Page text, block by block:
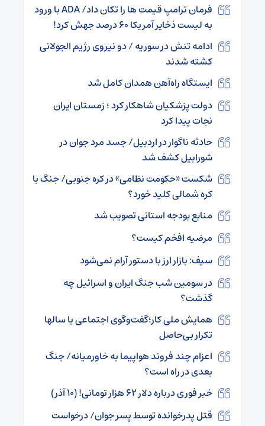
فرمان ترامپ قیمت ها را تکان داد/ ADA با ورود
به لیست ذخایر آمریکا ۶۰ درصد جهش کرد!
ادامه تنش در سوریه / دو نیروی رژیم الجولانی
کشته شدند
ایستگاه راه‌آهن همدان کامل شد
دولت پزشکیان شاهکار کرد ؛ زمستان ایران
نجات پیدا کرد
حادثه ناگوار در اردبیل/ جسد مرد جوان در
شورابیل کشف شد
شکست «حکومت نظامی» در کره جنوبی/ جنگ با
کره شمالی کلید خورد؟
منابع بودجه استانی تصویب شد
مرضیه افخم کیست؟
سیف: بازار ارز با دستور آرام نمی‌شود
در سومین شب جنگ ایران و اسرائیل چه
گذشت؟
همایش ملی کار؛گفت‌وگوی اجتماعی یا سالها
تکرار بی‌حاصل
اعزام چند فروند هواپیما به خاورمیانه/ جنگ
بعدی در راه است؟
خبر فوری درباره دلار ۶۲ هزار تومانی! (۱۰ آذر)
قتل پدرخوانده توسط پسر جوان/ درخواست